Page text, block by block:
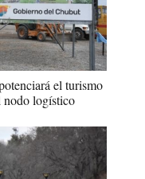
el turismo
nodo logístico